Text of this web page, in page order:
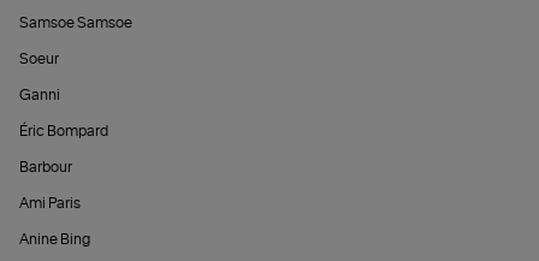
Samsoe Samsoe
Soeur
Ganni
Éric Bompard
Barbour
Ami Paris
Anine Bing